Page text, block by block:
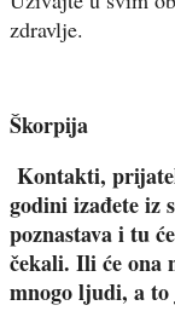
zdravlje.
Škorpija
Kontakti,
godini izađete iz
poznastava i tu
čekali. Ili će ona
mnogo ljudi, a to